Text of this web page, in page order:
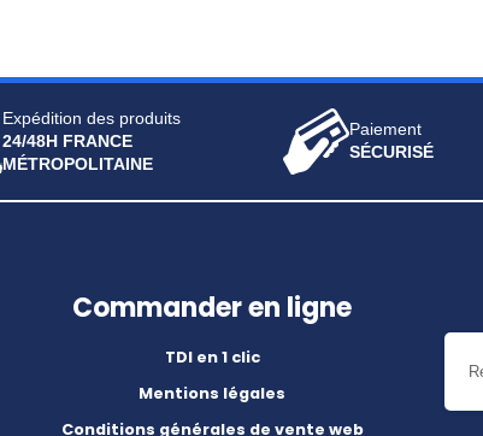
Expédition des produits
24/48H FRANCE
MÉTROPOLITAINE
Paiement
SÉCURISÉ
Commander en ligne
TDI en 1 clic
Mentions légales
Conditions générales de vente web